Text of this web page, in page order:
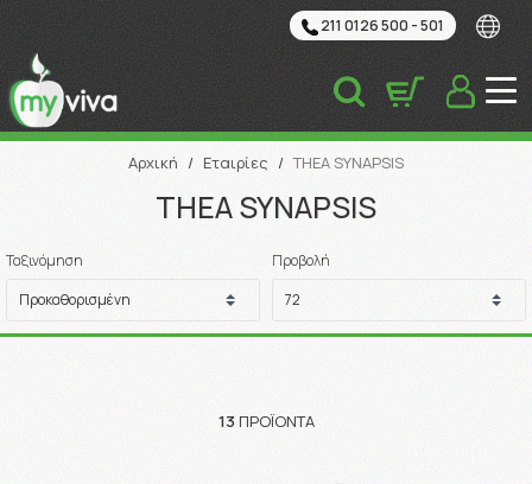
211 0126 500 - 501
Αναζήτηση
Αρχική / Εταιρίες / THEA SYNAPSIS
THEA SYNAPSIS
Ταξινόμηση Προβολή
13ΠΡΟΪΌΝΤΑ